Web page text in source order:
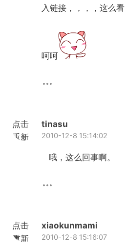
入链接，，，，这么看
呵呵
点击
重新
tinasu
2010-12-8 15:14:02
哦，这么回事啊。
点击
重新
xiaokunmami
2010-12-8 15:16:07